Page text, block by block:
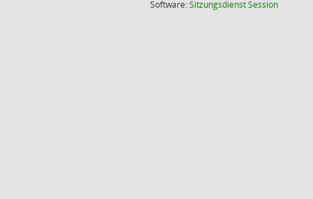
Software:SitzungsdienstSession(Wird in